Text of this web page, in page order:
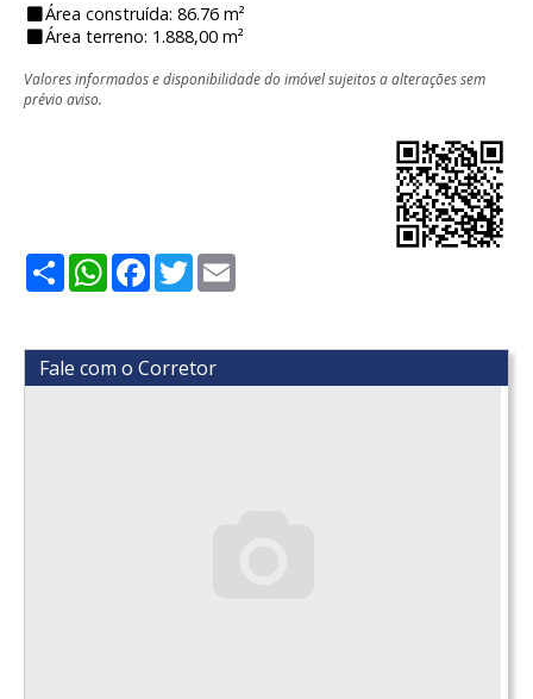
Área construída: 86.76 m²
Área terreno: 1.888,00 m²
Valores informados e disponibilidade do imóvel sujeitos a alterações sem
prévio aviso.
ShareWhatsApp
Facebook
Twitter
Fale com o Corretor